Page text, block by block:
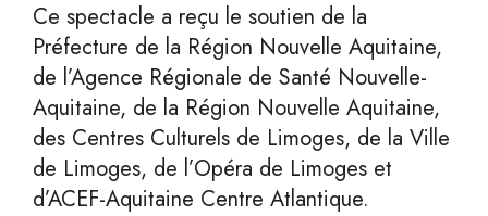
Ce spectacle a reçu le soutien de la
Préfecture de la Région Nouvelle Aquitaine,
de l’Agence Régionale de Santé Nouvelle-
Aquitaine, de la Région Nouvelle Aquitaine,
des Centres Culturels de Limoges, de la Ville
de Limoges, de l’Opéra de Limoges et
d’ACEF-Aquitaine Centre Atlantique.